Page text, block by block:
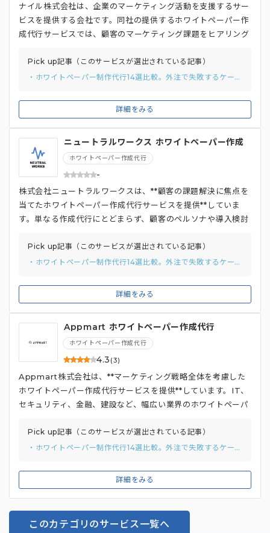
詳細をみる
ナイル株式会社は、企業のマーケティング活動を支援するサー
ビスを提供する会社です。同社の提供するホワイトペーパー作
成代行サービスでは、顧客のマーケティング課題をヒアリング
やすための改善策まで、総合的にサポートしている点が特徴**
です。 ホワイトペーパー作成だけでなく、ウェブサイトへの
ビナー、商談での活用方法など、作成後の活用方法までコンサ
ルティングしてもらえるため、**リード獲得や顧客育成に効果
的に活用できます**。顧客のニーズに寄り添いながら、成果に
つながるホワイトペーパー作成を支援しています。
Pick up記事（このサービスが選出されている記事）
・ホワイトペーパー制作代行14選比較。外注で失敗するケースまで紹介
ニュートラルワークス ホワイトペーパー作成
代行
ホワイトペーパー作成代行
-
詳細をみる
株式会社ニュートラルワークスは、**顧客の課題解決に焦点を
当てたホワイトペーパー作成代行サービスを提供**していま
す。単なる作成代行にとどまらず、顧客のペルソナや導入検討
ワイトペーパー作成を支援しています。 SEOコンサルティン
グやWeb広告運用など、ホワイトペーパー作成以外のマーケ
がある経験豊富なコンサルティングが対応**するため、社内に
Webマーケティングの知見がない企業でも、安心して依頼で
きます。
Pick up記事（このサービスが選出されている記事）
・ホワイトペーパー制作代行14選比較。外注で失敗するケースまで紹介
Appmart ホワイトペーパー作成代行
ホワイトペーパー作成代行
4.3 (3)
詳細をみる
Appmart株式会社は、**マーケティング戦略全体を考慮した
ホワイトペーパー作成代行サービスを提供**しています。IT、
セキュリティ、金融、建設など、幅広い業界のホワイトペーパ
しています。 単にホワイトペーパーを作成するだけでなく、
ほかのマーケティング施策との連携も考慮した企画・制作、ダ
ペーパーのシリーズ化など、顧客獲得から育成までを包括的に
支援してくれる点が強み。コンテンツマーケティング支援の専
Pick up記事（このサービスが選出されている記事）
・ホワイトペーパー制作代行14選比較。外注で失敗するケースまで紹介
このカテゴリのサービス一覧へ